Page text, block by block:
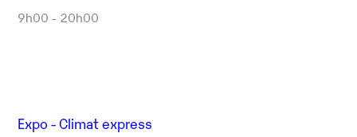
9h00 - 20h00
Expo - Climat express